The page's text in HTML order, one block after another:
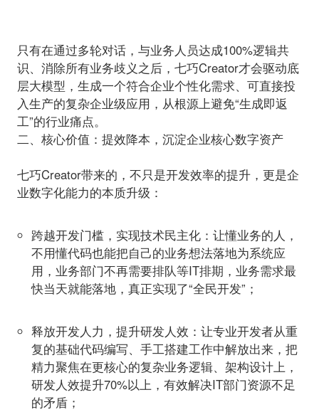
只有在通过多轮对话，与业务人员达成100%逻辑共
识、消除所有业务歧义之后，七巧Creator才会驱动底
层大模型，生成一个符合企业个性化需求、可直接投
入生产的复杂企业级应用，从根源上避免“生成即返
工”的行业痛点。
二、核心价值：提效降本，沉淀企业核心数字资产
七巧Creator带来的，不只是开发效率的提升，更是企
业数字化能力的本质升级：
跨越开发门槛，实现技术民主化： 让懂业务的人，
不用懂代码也能把自己的业务想法落地为系统应
用，业务部门不再需要排队等IT排期，业务需求最
快当天就能落地，真正实现了“全民开发”；
释放开发人力，提升研发人效 ： 让专业开发者从重
复的基础代码编写、手工搭建工作中解放出来，把
精力聚焦在更核心的复杂业务逻辑、架构设计上，
研发人效提升70%以上， 有效解决IT部门资源不足
的矛盾；